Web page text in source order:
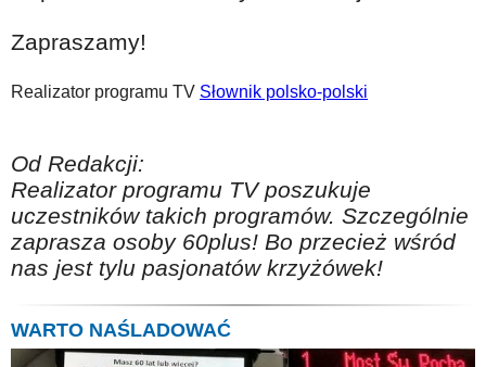
Zapraszamy!
Realizator programu TV Słownik polsko-polski
Od Redakcji:
Realizator programu TV poszukuje
uczestników takich programów. Szczególnie
zaprasza osoby 60plus! Bo przecież wśród
nas jest tylu pasjonatów krzyżówek!
WARTO NAŚLADOWAĆ